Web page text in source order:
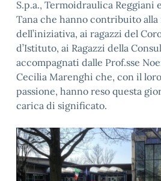
S.p.a., Termoidraulica Reggiani
Tana che hanno contribuito alla
dell’iniziativa, ai ragazzi del
d’Istituto, ai Ragazzi della
accompagnati dalle Prof.sse
Cecilia Marenghi che, con il
passione, hanno reso questa
carica di significato.